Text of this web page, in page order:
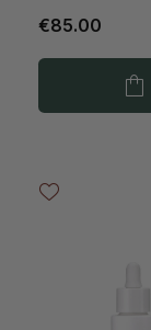
€85.00